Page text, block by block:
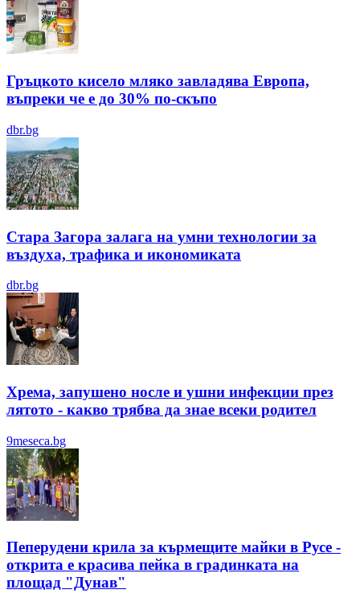
Гръцкото кисело мляко завладява Европа,
въпреки че е до 30% по-скъпо
dbr.bg
Стара Загора залага на умни технологии за
въздуха, трафика и икономиката
dbr.bg
Хрема, запушено носле и ушни инфекции през
лятотo - какво трябва да знае всеки родител
9meseca.bg
Пеперудени крила за кърмещите майки в Русе -
открита е красива пейка в градинката на
площад "Дунав"